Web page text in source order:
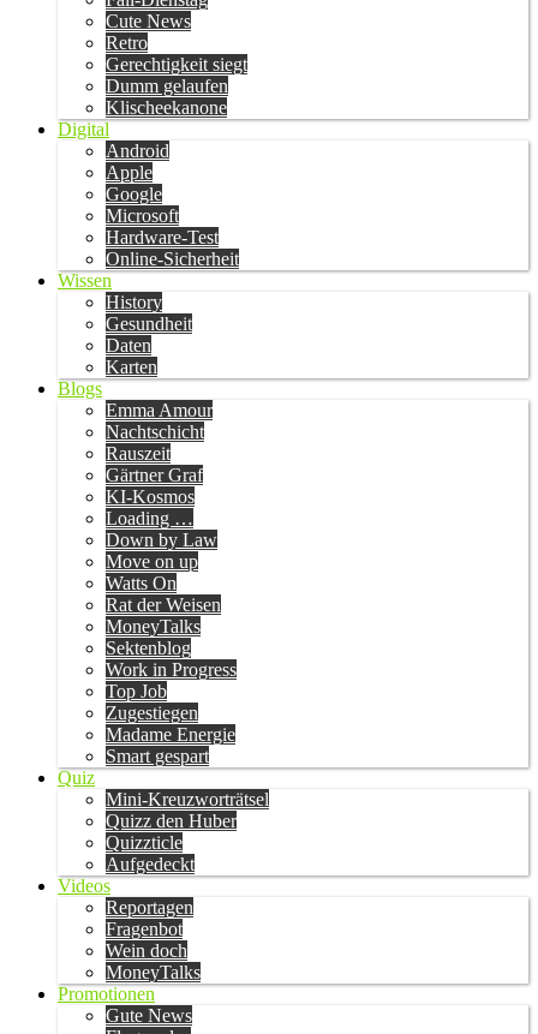
Cute News
Retro
Gerechtigkeit siegt
Dumm gelaufen
Klischeekanone
Digital
Android
Apple
Google
Microsoft
Hardware-Test
Online-Sicherheit
Wissen
History
Gesundheit
Daten
Karten
Blogs
Emma Amour
Nachtschicht
Rauszeit
Gärtner Graf
KI-Kosmos
Loading …
Down by Law
Move on up
Watts On
Rat der Weisen
MoneyTalks
Sektenblog
Work in Progress
Top Job
Zugestiegen
Madame Energie
Smart gespart
Quiz
Mini-Kreuzworträtsel
Quizz den Huber
Quizzticle
Aufgedeckt
Videos
Reportagen
Fragenbot
Wein doch
MoneyTalks
Promotionen
Gute News